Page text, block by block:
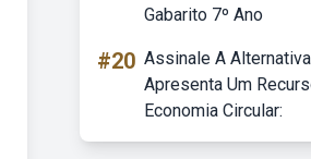
Gabarito 7º Ano
#20 Assinale A
Apresenta Um
Economia Circular: